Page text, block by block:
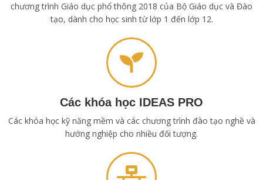
chương trình Giáo dục phổ thông 2018 của Bộ Giáo dục và Đào
tạo, dành cho học sinh từ lớp 1 đến lớp 12.
Các khóa học IDEAS PRO
Các khóa học kỹ năng mềm và các chương trình đào tạo nghề và
hướng nghiệp cho nhiều đối tượng.